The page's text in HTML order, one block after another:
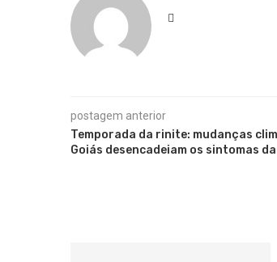
postagem anterior
Temporada da rinite: mudanças
Goiás desencadeiam os sintomas